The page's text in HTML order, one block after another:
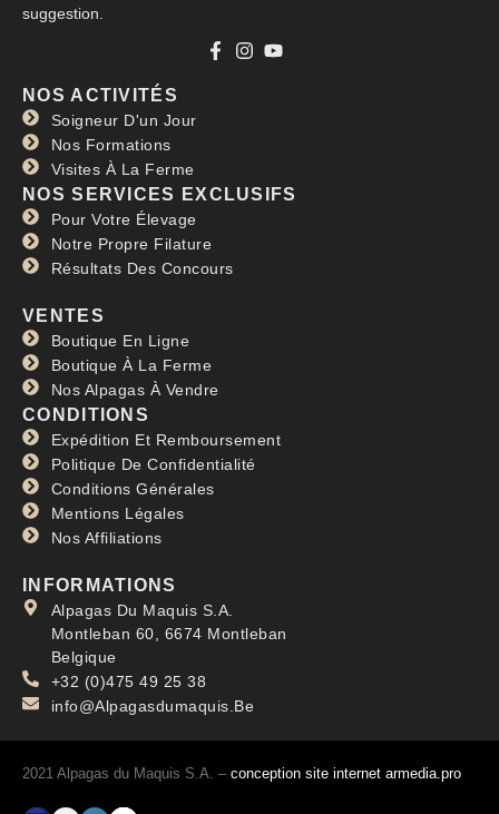
suggestion.
NOS ACTIVITÉS
Soigneur D'un Jour
Nos Formations
Visites À La Ferme
NOS SERVICES EXCLUSIFS
Pour Votre Élevage
Notre Propre Filature
Résultats Des Concours
VENTES
Boutique En Ligne
Boutique À La Ferme
Nos Alpagas À Vendre
CONDITIONS
Expédition Et Remboursement
Politique De Confidentialité
Conditions Générales
Mentions Légales
Nos Affiliations
INFORMATIONS
Alpagas Du Maquis S.A.
Montleban 60, 6674 Montleban
Belgique
+32 (0)475 49 25 38
info@Alpagasdumaquis.Be
2021 Alpagas du Maquis S.A. – conception site internet armedia.pro